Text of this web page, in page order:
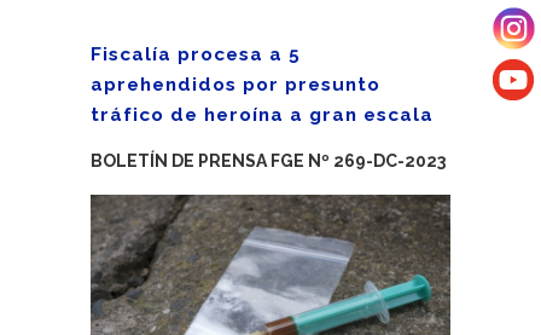
Fiscalía procesa a 5
aprehendidos por presunto
tráfico de heroína a gran escala
BOLETÍN DE PRENSA FGE Nº 269-DC-2023